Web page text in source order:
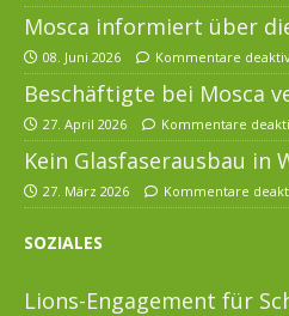
Mosca informiert über
08. Juni 2026 Kommentare
Beschäftigte bei Mosca
27. April 2026 Kommentare
Kein Glasfaserausbau in
27. März 2026 Kommentare
SOZIALES
Lions-Engagement für